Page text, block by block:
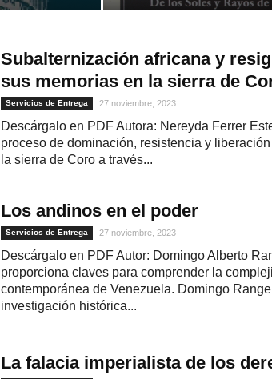
Subalternización africana y
sus memorias en la sierra de
Servicios de Entrega 27 noviembre, 2023
Descárgalo en PDF Autora: Nereyda Ferrer
proceso de dominación, resistencia y
la sierra de Coro a través...
Los andinos en el poder
Servicios de Entrega 27 noviembre, 2023
Descárgalo en PDF Autor: Domingo Alberto
proporciona claves para comprender la
contemporánea de Venezuela. Domingo
investigación histórica...
La falacia imperialista de los